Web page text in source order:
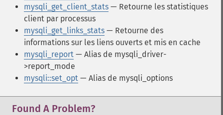
mysqli_get_client_stats — Retourne les statistiques
client par processus
mysqli_get_links_stats — Retourne des
informations sur les liens ouverts et mis en cache
mysqli_report — Alias de mysqli_driver-
>report_mode
mysqli::set_opt — Alias de mysqli_options
Found A Problem?